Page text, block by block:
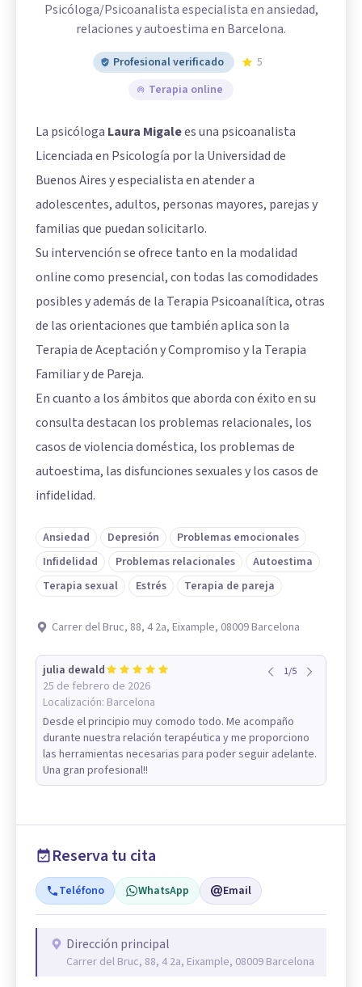
Psicóloga/Psicoanalista especialista en ansiedad,
relaciones y autoestima en Barcelona.
Profesional verificado
5
Terapia online
La psicóloga Laura Migalees una psicoanalista
Licenciada en Psicología por la Universidad de
Buenos Aires y especialista en atender a
adolescentes, adultos, personas mayores, parejas y
familias que puedan solicitarlo.
Su intervención se ofrece tanto en la modalidad
online como presencial, con todas las comodidades
posibles y además de la Terapia Psicoanalítica, otras
de las orientaciones que también aplica son la
Terapia de Aceptación y Compromiso y la Terapia
Familiar y de Pareja.
En cuanto a los ámbitos que aborda con éxito en su
consulta destacan los problemas relacionales, los
casos de violencia doméstica, los problemas de
autoestima, las disfunciones sexuales y los casos de
infidelidad.
Ansiedad Depresión
Problemas emocionales
Infidelidad
Problemas relacionales
Autoestima
Terapia sexual
Estrés Terapia de pareja
Carrer del Bruc, 88, 4 2a, Eixample, 08009 Barcelona
julia dewald
25 de febrero de 2026
Localización: Barcelona
1/5
Desde el principio muy comodo todo. Me acompaño
durante nuestra relación terapéutica y me proporciono
las herramientas necesarias para poder seguir adelante.
Una gran profesional!!
Reserva tu cita
Teléfono WhatsApp Email
Dirección principal
Carrer del Bruc, 88, 4 2a, Eixample, 08009 Barcelona